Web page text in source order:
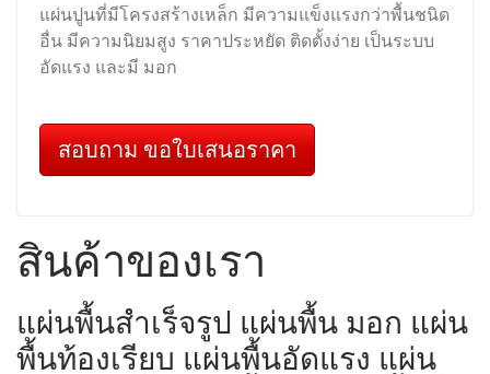
แผ่นปูนที่มีโครงสร้างเหล็ก มีความแข็งแรงกว่าพื้นชนิด
อื่น มีความนิยมสูง ราคาประหยัด ติดตั้งง่าย เป็นระบบ
อัดแรง และมี มอก
สอบถาม ขอใบเสนอราคา
สินค้าของเรา
แผ่นพื้นสำเร็จรูป แผ่นพื้น มอก แผ่น
พื้นท้องเรียบ แผ่นพื้นอัดแรง แผ่น